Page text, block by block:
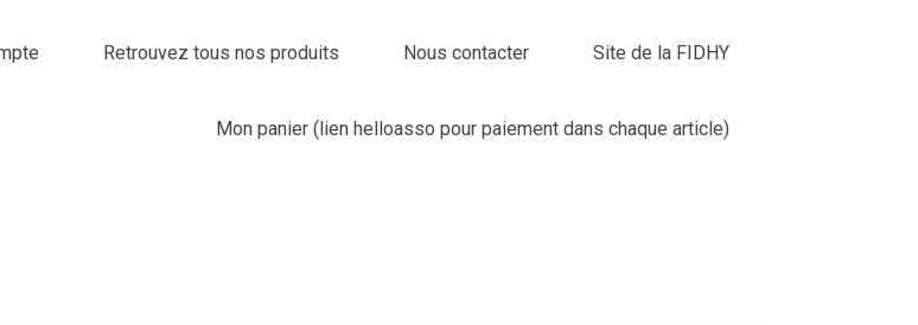
Retrouvez tous nos produits Nous contacter Site de la FIDHY
Mon panier (lien helloasso pour paiement dans chaque article)